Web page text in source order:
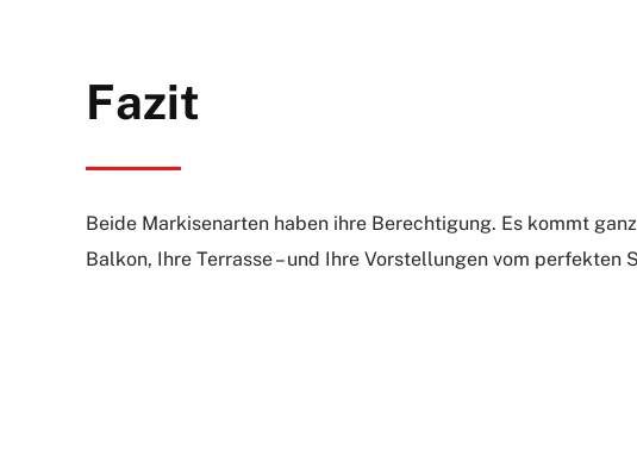
Fazit
Beide Markisenarten haben ihre Berechtigung. Es kommt
Balkon, Ihre Terrasse – und Ihre Vorstellungen vom perfekten